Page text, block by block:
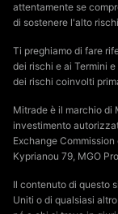
attentamente se
di sostenere l'alto
Ti preghiamo di fare
dei rischi e ai Termini
dei rischi coinvolti
Mitrade è il marchio di
investimento
Exchange
Kyprianou 79, MGO
Il contenuto di questo
Uniti o di qualsiasi